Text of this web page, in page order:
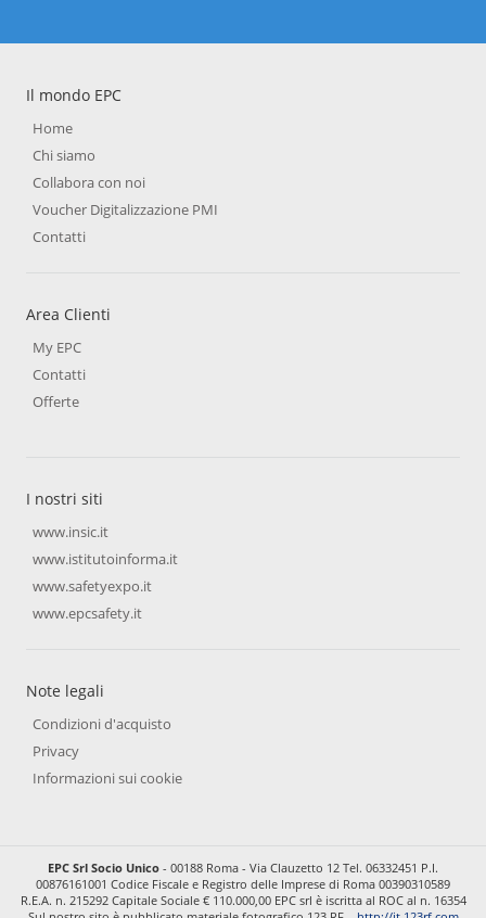
Il mondo EPC
Home
Chi siamo
Collabora con noi
Voucher Digitalizzazione PMI
Contatti
Area Clienti
My EPC
Contatti
Offerte
I nostri siti
www.insic.it
www.istitutoinforma.it
www.safetyexpo.it
www.epcsafety.it
Note legali
Condizioni d'acquisto
Privacy
Informazioni sui cookie
EPC Srl Socio Unico - 00188 Roma - Via Clauzetto 12 Tel. 06332451 P.I.
00876161001 Codice Fiscale e Registro delle Imprese di Roma 00390310589
R.E.A. n. 215292 Capitale Sociale € 110.000,00 EPC srl è iscritta al ROC al n. 16354